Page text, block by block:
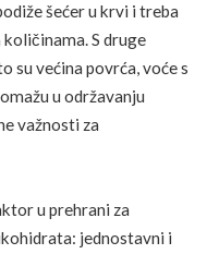
šećer u krvi i treba
S druge
su većina povrća,voćes
u održavanju
važnosti za
u prehrani za
jednostavni i